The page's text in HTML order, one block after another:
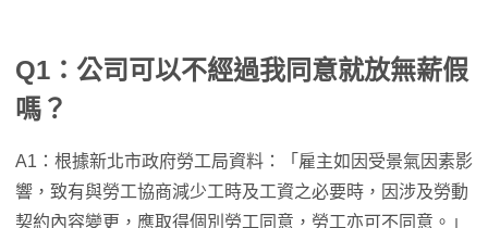
Q1：公司可以不經過我同意就放無薪假
嗎？
A1：根據新北市政府勞工局資料：「雇主如因受景氣因素影
響，致有與勞工協商減少工時及工資之必要時，因涉及勞動
契約內容變更，應取得個別勞工同意，勞工亦可不同意。」